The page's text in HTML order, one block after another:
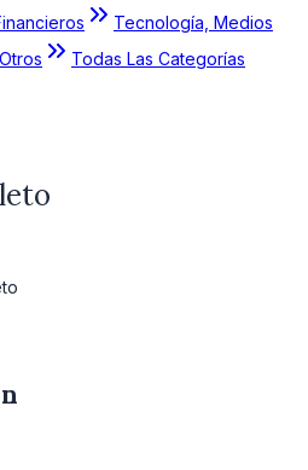
Tecnología, Medios
Otros
Todas Las Categorías